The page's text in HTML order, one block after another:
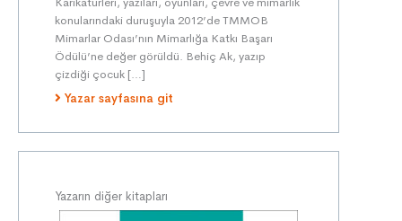
konularındaki duruşuyla 2012’de TMMOB
Mimarlar Odası’nın Mimarlığa Katkı Başarı
Ödülü’ne değer görüldü. Behiç Ak, yazıp
çizdiği çocuk […]
Yazar sayfasına git
Yazarın diğer kitapları